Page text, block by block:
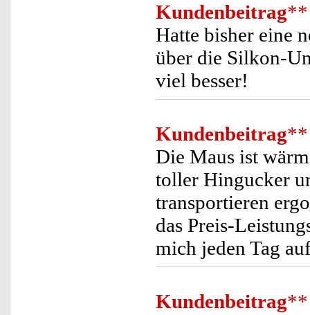
Kundenbeitrag**
Hatte bisher eine
über die Silkon-
viel besser!
Kundenbeitrag**
Die Maus ist
toller Hingucker
transportieren
das Preis-
mich jeden Tag
Kundenbeitrag**